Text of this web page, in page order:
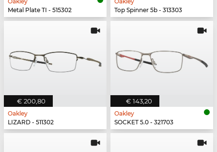
Metal Plate TI - 515302
Top Spinner 5b - 313303
€ 200,80
Oakley
LIZARD - 511302
€ 143,20
Oakley
SOCKET 5.0 - 321703